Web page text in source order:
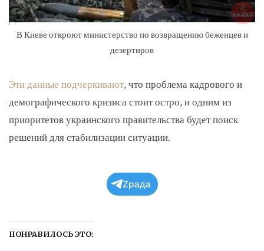
В Киеве откроют министерство по возвращению беженцев и
дезертиров
Эти данные подчеркивают, что проблема кадрового и
демографического кризиса стоит остро, и одним из
приоритетов украинского правительства будет поиск
решений для стабилизации ситуации.
Zрада
ПОНРАВИЛОСЬ ЭТО: